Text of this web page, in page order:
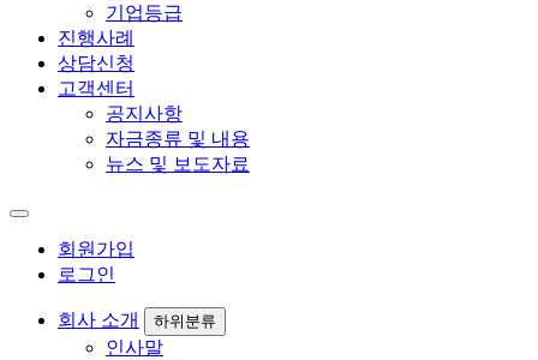
기업등급
진행사례
상담신청
고객센터
공지사항
자금종류 및 내용
뉴스 및 보도자료
회원가입
로그인
회사 소개 하위분류
인사말